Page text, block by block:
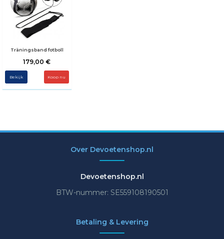
Träningsband fotboll
179,00 €
Bekijk
Over Devoetenshop.nl
Devoetenshop.nl
BTW-nummer: SE559108190501
Betaling & Levering